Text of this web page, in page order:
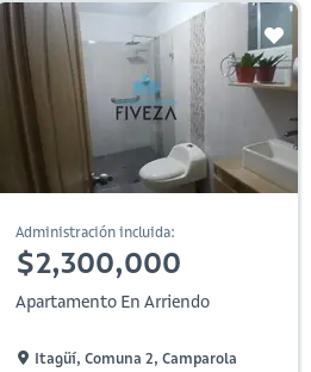
Administración incluida:
$2,300,000
Apartamento En Arriendo
Itagüí, Comuna 2, Camparola